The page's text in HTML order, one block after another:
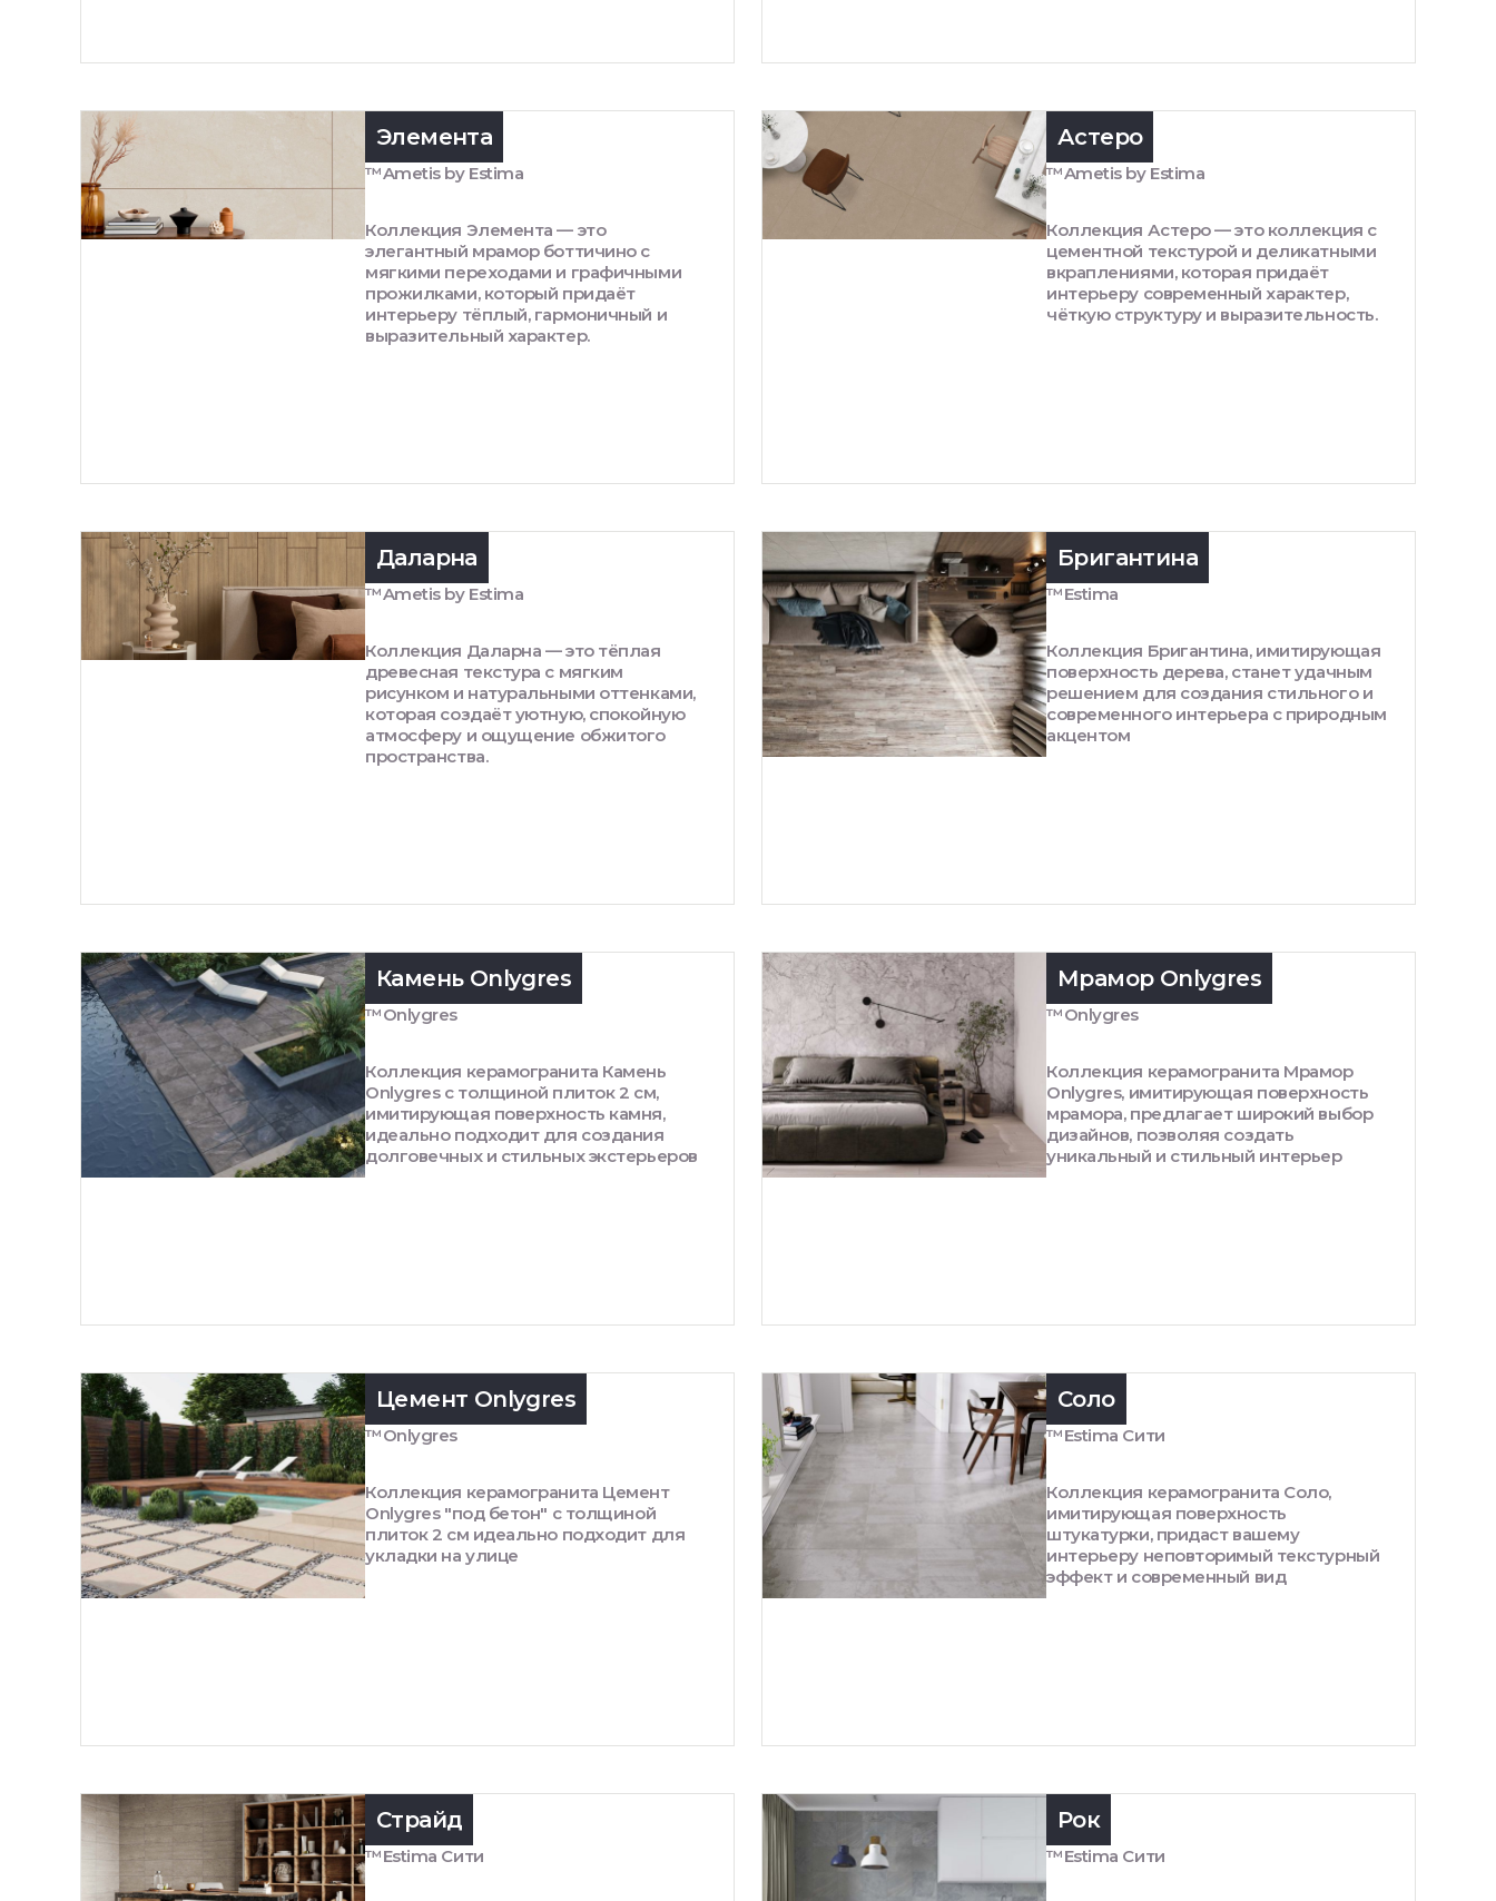
Элемента
™Ametis by Estima
Коллекция Элемента — это
элегантный мрамор боттичино с
мягкими переходами и графичными
прожилками, который придаёт
интерьеру тёплый, гармоничный и
выразительный характер.
Астеро
™Ametis by Estima
Коллекция Астеро — это коллекция с
цементной текстурой и деликатными
вкраплениями, которая придаёт
интерьеру современный характер,
чёткую структуру и выразительность.
Даларна
™Ametis by Estima
Коллекция Даларна — это тёплая
древесная текстура с мягким
рисунком и натуральными оттенками,
которая создаёт уютную, спокойную
атмосферу и ощущение обжитого
пространства.
Бригантина
™Estima
Коллекция Бригантина, имитирующая
поверхность дерева, станет удачным
решением для создания стильного и
современного интерьера с природным
акцентом
Камень Onlygres
™Onlygres
Коллекция керамогранита Камень
Onlygres с толщиной плиток 2 см,
имитирующая поверхность камня,
идеально подходит для создания
долговечных и стильных экстерьеров
Мрамор Onlygres
™Onlygres
Коллекция керамогранита Мрамор
Onlygres, имитирующая поверхность
мрамора, предлагает широкий выбор
дизайнов, позволяя создать
уникальный и стильный интерьер
Цемент Onlygres
™Onlygres
Коллекция керамогранита Цемент
Onlygres "под бетон" с толщиной
плиток 2 см идеально подходит для
укладки на улице
Соло
™Estima Сити
Коллекция керамогранита Соло,
имитирующая поверхность
штукатурки, придаст вашему
интерьеру неповторимый текстурный
эффект и современный вид
Страйд
™Estima Сити
Рок
™Estima Сити